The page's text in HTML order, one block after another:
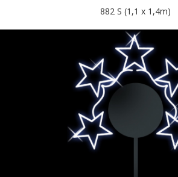
882 S (1,1 x 1,4m)